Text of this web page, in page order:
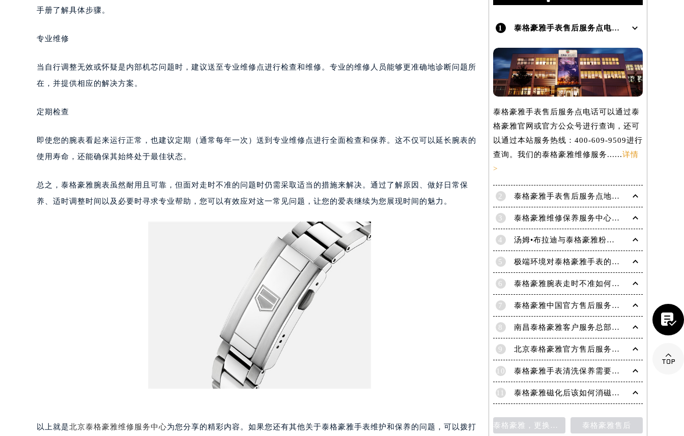
无锡市梁溪区人民中路139号恒隆广场写字楼1座11层1104室（需提前预约）
苏州市苏州工业园区星港街199号苏州中心办公楼C座22层08室（需提前预约）
泉州市丰泽区宝洲路729号浦西万达中心写字楼A座7楼709室（需提前预约）
青岛市南区山东路6号华润大厦B座22层04室（需提前预约）
长春市朝阳区西安大路727号中银大厦A座(旺进大厦)18层09室（需提前预约）
贵阳市南明区都司高架桥路33号亨特国际金融中心14楼14D（需提前预约）
石家庄市长安区中山东路39号勒泰中心写字楼B座13层07室（需提前预约）
西安市碑林区南关正街88号华侨城长安国际中心E座6楼10室（需提前预约）
海口市龙华区金贸东路5号海口华润大厦B座17层1707室（需提前预约）
唐山市路南区新华东道100号万达广场写字楼A座10层1002室（需提前预约）
台州市椒江区东海大道1800号腾达中心东1幢20楼2002室（需提前预约）
内蒙古自治区呼和浩特市玉泉区大学西街70号华润万象城写字楼（鄂尔多斯大厦）23层2326室（需提前预约）
甘肃省兰州市七里河区西津西路16号兰州中心写字楼21层2102室（需提前预约）
重庆市解放碑渝中区民权路28号英利国际金融中心写字楼20层01室（需提前预约）
黑龙江省大庆市萨尔图区会战大街泰格豪雅售后服务中心（需提前预约）
黑龙江省鹤岗市向阳区红军路泰格豪雅售后服务中心（需提前预约）
黑龙江省黑河市爱辉区中央街泰格豪雅售后服务中心（需提前预约）
黑龙江省鸡西市鸡冠区红军路泰格豪雅售后服务中心（需提前预约）
黑龙江省七台河市桃山区大同街泰格豪雅售后服务中心（需提前预约）
手册了解具体步骤。
专业维修
当自行调整无效或怀疑是内部机芯问题时，建议送至专业维修点进行检查和维修。专业的维修人员能够更准确地诊断问题所
在，并提供相应的解决方案。
定期检查
即使您的腕表看起来运行正常，也建议定期（通常每年一次）送到专业维修点进行全面检查和保养。这不仅可以延长腕表的
使用寿命，还能确保其始终处于最佳状态。
总之，泰格豪雅腕表虽然耐用且可靠，但面对走时不准的问题时仍需采取适当的措施来解决。通过了解原因、做好日常保
养、适时调整时间以及必要时寻求专业帮助，您可以有效应对这一常见问题，让您的爱表继续为您展现时间的魅力。
以上就是北京泰格豪雅维修服务中心为您分享的精彩内容。如果您还有其他关于泰格豪雅手表维护和保养的问题，可以拨打
1 泰格豪雅手表售后服务点电话是多少？
泰格豪雅手表售后服务点电话可以通过泰
格豪雅官网或官方公众号进行查询，还可
以通过本站服务热线：400-609-9509进行
查询。我们的泰格豪雅维修服务......详情
>
2 泰格豪雅手表售后服务点地址在哪里？
3 泰格豪雅维修保养服务中心介绍 | 泰格豪雅
4 汤姆•布拉迪与泰格豪雅粉丝于波士顿共庆历史性胜利
5 极端环境对泰格豪雅手表的影响(极端环境对手表的危害)
6 泰格豪雅腕表走时不准如何解决
7 泰格豪雅中国官方售后服务中心｜官方电话及详细维修地址权威信息公告（2026年7月最新）
8 南昌泰格豪雅客户服务总部电话中心提供专业售后维修保养服务权威公示（2026年7月最新）
9 北京泰格豪雅官方售后服务中心｜全部网点地址与官方客服电话权威信息公告（2026年7月最新）
10 泰格豪雅手表清洗保养需要多久？
11 泰格豪雅磁化后该如何消磁？为什么会磁化？
泰格豪雅，更换表带 泰格豪雅售后

